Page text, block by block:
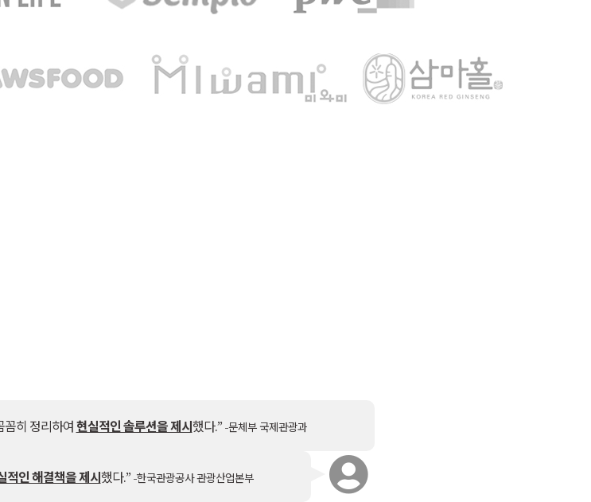
꼼히 정리하여현실적인 솔루션을 제시했다.” -문체부 국제관광과
적인 해결책을 제시했다.” -한국관광공사 관광산업본부